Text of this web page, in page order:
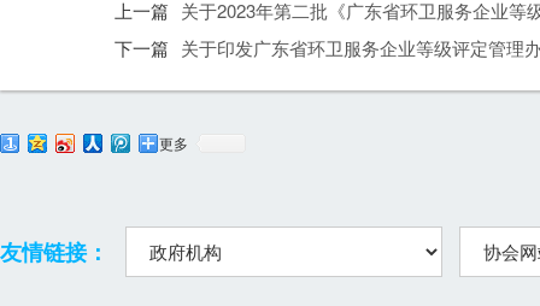
上一篇 关于2023年第二批《广东省环卫服务企业等
下一篇 关于印发广东省环卫服务企业等级评定管理
更多
友情链接：